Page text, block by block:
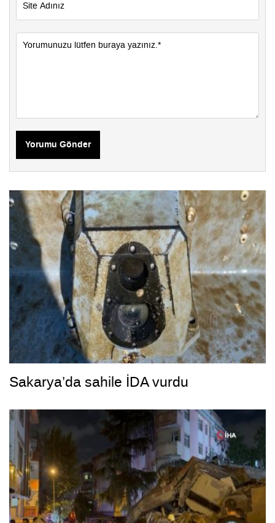
Yorumu Gönder
Sakarya’da sahile İDA vurdu